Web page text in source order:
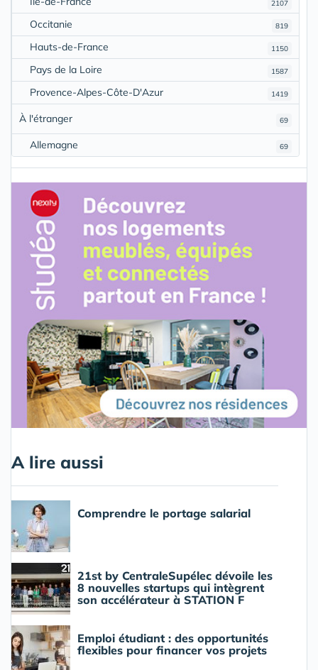
2107
819
Occitanie
1150
Hauts-de-France
1587
Pays de la Loire
1419
Provence-Alpes-Côte-D'Azur
69
À l'étranger
69
Allemagne
A lire aussi
Comprendre le portage salarial
21st by CentraleSupélec dévoile les
8 nouvelles startups qui intègrent
son accélérateur à STATION F
Emploi étudiant : des opportunités
flexibles pour financer vos projets